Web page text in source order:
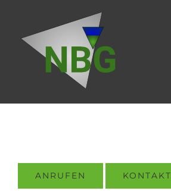
springen
ANRUFEN KONTAKT